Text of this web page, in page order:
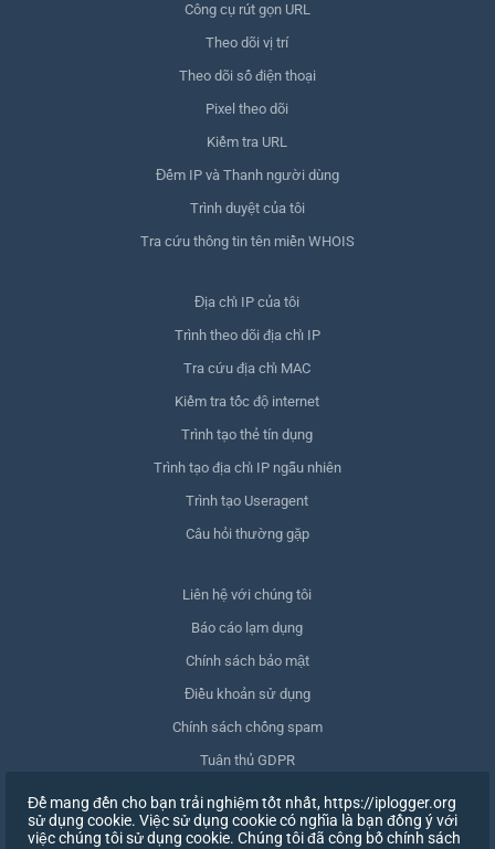
Công cụ rút gọn URL
Theo dõi vị trí
Theo dõi số điện thoại
Pixel theo dõi
Kiểm tra URL
Đếm IP và Thanh người dùng
Trình duyệt của tôi
Tra cứu thông tin tên miền WHOIS
Địa chỉ IP của tôi
Trình theo dõi địa chỉ IP
Tra cứu địa chỉ MAC
Kiểm tra tốc độ internet
Trình tạo thẻ tín dụng
Trình tạo địa chỉ IP ngẫu nhiên
Trình tạo Useragent
Câu hỏi thường gặp
Liên hệ với chúng tôi
Báo cáo lạm dụng
Chính sách bảo mật
Điều khoản sử dụng
Chính sách chống spam
Tuân thủ GDPR
Xóa dữ liệu của tôi
Rút lại sự đồng ý
Để mang đến cho bạn trải nghiệm tốt nhất, https://iplogger.org
sử dụng cookie. Việc sử dụng cookie có nghĩa là bạn đồng ý với
việc chúng tôi sử dụng cookie. Chúng tôi đã công bố chính sách